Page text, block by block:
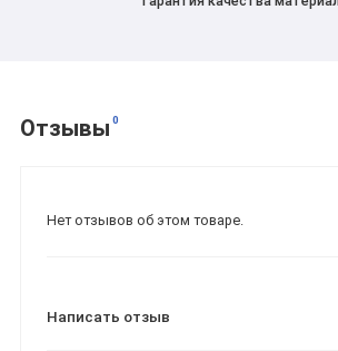
Отзывы 0
Нет отзывов об этом товаре.
Написать отзыв